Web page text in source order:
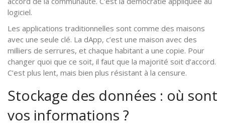
logiciel.
Les applications traditionnelles sont comme des maisons
avec une seule clé. La dApp, c’est une maison avec des
milliers de serrures, et chaque habitant a une copie. Pour
changer quoi que ce soit, il faut que la majorité soit d’accord.
C’est plus lent, mais bien plus résistant à la censure.
Stockage des données : où sont
vos informations ?